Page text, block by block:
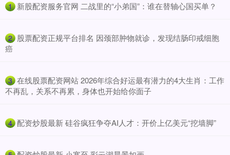
1 ​新股配资服务官网 二战里的“小弟国”：谁在替轴心国买单？
2 ​股票配资正规平台排名 因颈部肿物就诊，发现结肠印戒细胞
癌
3 ​在线股票配资网站 2026年综合好运最有潜力的4大生肖：工作
不再乱，关系不再累，身体也开始给你面子
4 ​配资炒股最新 硅谷疯狂争夺AI人才：开价上亿美元“挖墙脚”